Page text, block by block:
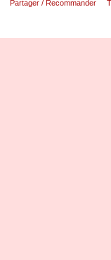
Partager / Recommander